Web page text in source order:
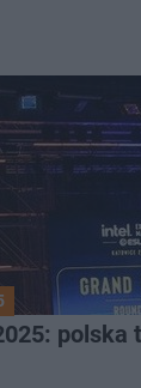
polska